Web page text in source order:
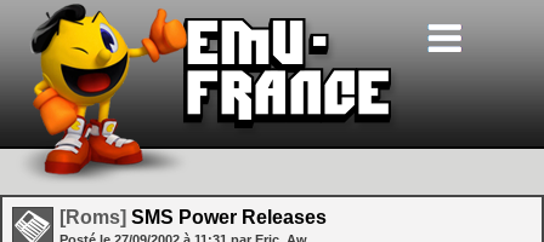
[Roms] SMS Power Releases